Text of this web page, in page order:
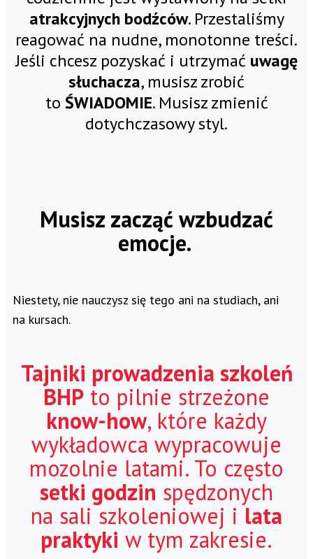
atrakcyjnych bodźców. Przestaliśmy
reagować na nudne, monotonne treści.
Jeśli chcesz pozyskać i utrzymać uwagę
słuchacza, musisz zrobić
to ŚWIADOMIE. Musisz zmienić
dotychczasowy styl.
Musisz zacząć wzbudzać
emocje.
Niestety, nie nauczysz się tego ani na studiach, ani
na kursach.
Tajniki prowadzenia szkoleń
BHP to pilnie strzeżone
know-how, które każdy
wykładowca wypracowuje
mozolnie latami. To często
setki godzin spędzonych
na sali szkoleniowej i lata
praktyki w tym zakresie.